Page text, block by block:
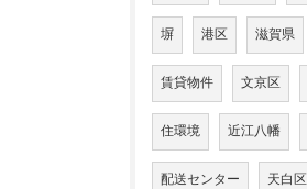
塀 港区 滋賀県
賃貸物件 文京区
住環境 近江八幡
配送センター 天白区